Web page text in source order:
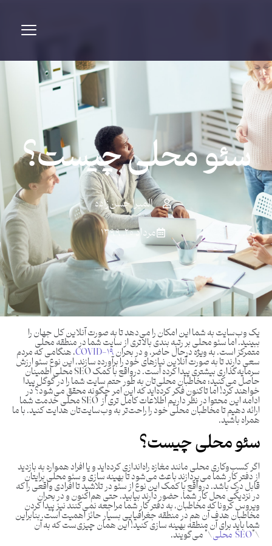
سئو محلی چیست؟
المیرا حسن‌زاده
مرداد ۲۰, ۱۳۹۹
یک وب‌سایت به شما این امکان را می‌دهد تا به صورت آنلاین کل جهان را
ببینید. اما سئو محلی بر رتبه بندی بالاتری از سایت شما در منطقه محلی
متمرکز است. به ویژه درحال حاضر، و در بحرانCOVID-19، هنگامی که مردم
سعی دارند تا به صورت آنلاین نیازهای خود را برآورده سازند، این نوع سئو ارزش
سرمایه‌گذاری بیشتری پیدا کرده است. درواقع با کمک SEO محلی اطمینان
حاصل می‌کنید؛ مخاطبان محلی‌تان به طور حتم سایت شما را در گوگل پیدا
خواهند کرد! اما تاکنون فکر کرده‌اید که این امر چگونه محقق می‌شود؟ در
ادامه این محتوا در نظر داریم اطلاعات کامل تری از SEO محلی خدمت شما
ارائه دهیم تا مخاطبان‌ محلی‌ خود را راحت‌تر به وب‌سایت‌تان هدایت کنید. با ما
همراه باشید.
سئو محلی چیست؟
اگر کسب‌وکاری محلی مانند مغازه راه‌اندازی کرده‌اید و یا افراد همواره به بازدید
از دفتر کار شما می‌پردازند باعث می‌شود تا بهینه سازی و سئو محلی برایتان
قابل درک باشد. درواقع با کمک این نوع از سئو در تلاشید تا افرادی واقعی را که
در نزدیکی محل کار شما، حضور دارند بیابید. حتی هم‌اکنون و در بحران
ویروس کرونا که مخاطبان، به دفتر کار شما مراجعه نمی‌کنند نیز پیدا کردن
مخاطبان هدف آن هم در منطقه جغرافیایی بسیار حائز اهمیت است. بنابراین
شما باید برای آن منطقه بهینه سازی کنید! این همان چیزی‌ست که به آن
\”SEO محلی
\” می‌گویند.